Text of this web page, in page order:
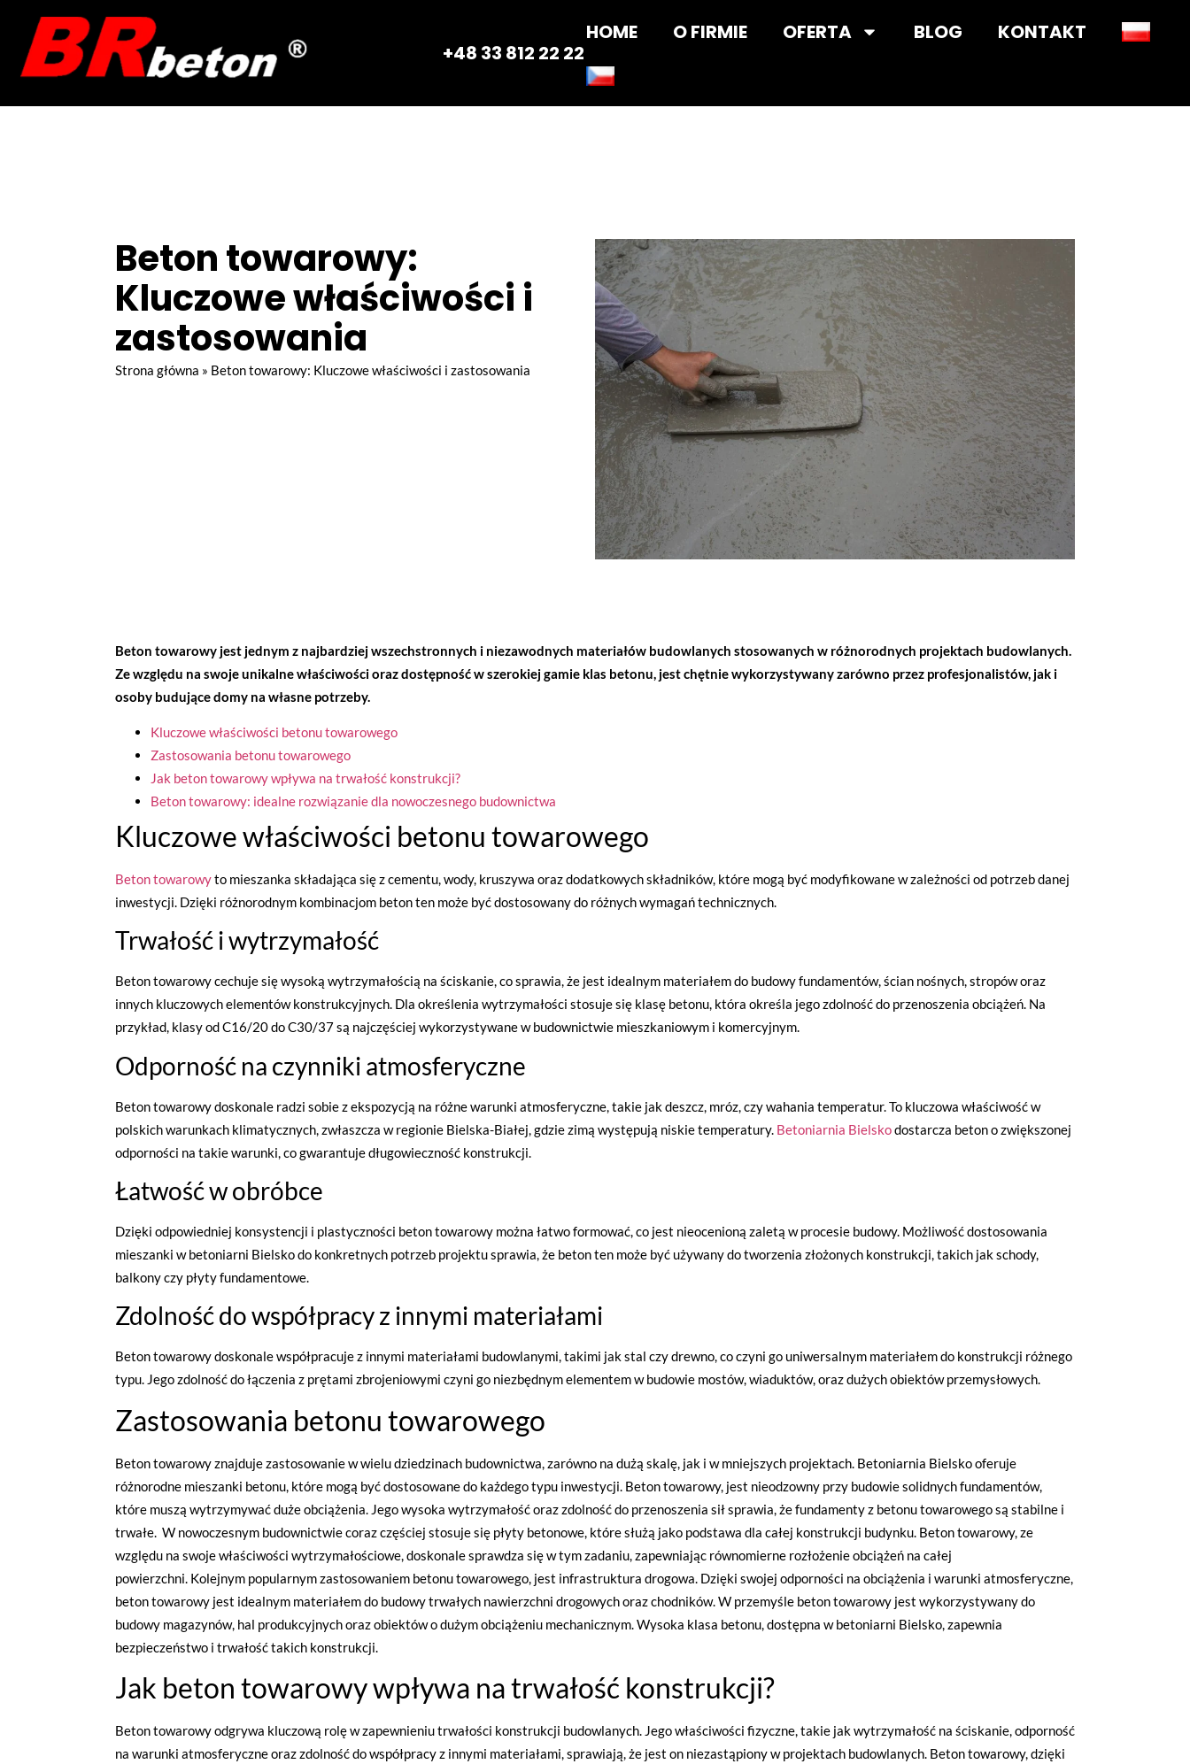
+48 33 812 22 22
HOME O FIRMIE OFERTA BLOG KONTAKT
Beton towarowy:
Kluczowe właściwości i
zastosowania
Strona główna » Beton towarowy: Kluczowe właściwości i zastosowania
Beton towarowy jest jednym z najbardziej wszechstronnych i niezawodnych materiałów budowlanych stosowanych w różnorodnych projektach budowlanych.
Ze względu na swoje unikalne właściwości oraz dostępność w szerokiej gamie klas betonu, jest chętnie wykorzystywany zarówno przez profesjonalistów, jak i
osoby budujące domy na własne potrzeby.
Kluczowe właściwości betonu towarowego
Zastosowania betonu towarowego
Jak beton towarowy wpływa na trwałość konstrukcji?
Beton towarowy: idealne rozwiązanie dla nowoczesnego budownictwa
Kluczowe właściwości betonu towarowego
Beton towarowyto mieszanka składająca się z cementu, wody, kruszywa oraz dodatkowych składników, które mogą być modyfikowane w zależności od potrzeb danej
inwestycji. Dzięki różnorodnym kombinacjom beton ten może być dostosowany do różnych wymagań technicznych.
Trwałość i wytrzymałość
Beton towarowy cechuje się wysoką wytrzymałością na ściskanie, co sprawia, że jest idealnym materiałem do budowy fundamentów, ścian nośnych, stropów oraz
innych kluczowych elementów konstrukcyjnych. Dla określenia wytrzymałości stosuje się klasę betonu, która określa jego zdolność do przenoszenia obciążeń. Na
przykład, klasy od C16/20 do C30/37 są najczęściej wykorzystywane w budownictwie mieszkaniowym i komercyjnym.
Odporność na czynniki atmosferyczne
Beton towarowy doskonale radzi sobie z ekspozycją na różne warunki atmosferyczne, takie jak deszcz, mróz, czy wahania temperatur. To kluczowa właściwość w
polskich warunkach klimatycznych, zwłaszcza w regionie Bielska-Białej, gdzie zimą występują niskie temperatury. Betoniarnia Bielskodostarcza beton o zwiększonej
odporności na takie warunki, co gwarantuje długowieczność konstrukcji.
Łatwość w obróbce
Dzięki odpowiedniej konsystencji i plastyczności beton towarowy można łatwo formować, co jest nieocenioną zaletą w procesie budowy. Możliwość dostosowania
mieszanki w betoniarni Bielsko do konkretnych potrzeb projektu sprawia, że beton ten może być używany do tworzenia złożonych konstrukcji, takich jak schody,
balkony czy płyty fundamentowe.
Zdolność do współpracy z innymi materiałami
Beton towarowy doskonale współpracuje z innymi materiałami budowlanymi, takimi jak stal czy drewno, co czyni go uniwersalnym materiałem do konstrukcji różnego
typu. Jego zdolność do łączenia z prętami zbrojeniowymi czyni go niezbędnym elementem w budowie mostów, wiaduktów, oraz dużych obiektów przemysłowych.
Zastosowania betonu towarowego
Beton towarowy znajduje zastosowanie w wielu dziedzinach budownictwa, zarówno na dużą skalę, jak i w mniejszych projektach. Betoniarnia Bielsko oferuje
różnorodne mieszanki betonu, które mogą być dostosowane do każdego typu inwestycji. Beton towarowy, jest nieodzowny przy budowie solidnych fundamentów,
które muszą wytrzymywać duże obciążenia. Jego wysoka wytrzymałość oraz zdolność do przenoszenia sił sprawia, że fundamenty z betonu towarowego są stabilne i
trwałe. W nowoczesnym budownictwie coraz częściej stosuje się płyty betonowe, które służą jako podstawa dla całej konstrukcji budynku. Beton towarowy, ze
względu na swoje właściwości wytrzymałościowe, doskonale sprawdza się w tym zadaniu, zapewniając równomierne rozłożenie obciążeń na całej
powierzchni. Kolejnym popularnym zastosowaniem betonu towarowego, jest infrastruktura drogowa. Dzięki swojej odporności na obciążenia i warunki atmosferyczne,
beton towarowy jest idealnym materiałem do budowy trwałych nawierzchni drogowych oraz chodników. W przemyśle beton towarowy jest wykorzystywany do
budowy magazynów, hal produkcyjnych oraz obiektów o dużym obciążeniu mechanicznym. Wysoka klasa betonu, dostępna w betoniarni Bielsko, zapewnia
bezpieczeństwo i trwałość takich konstrukcji.
Jak beton towarowy wpływa na trwałość konstrukcji?
Beton towarowy odgrywa kluczową rolę w zapewnieniu trwałości konstrukcji budowlanych. Jego właściwości fizyczne, takie jak wytrzymałość na ściskanie, odporność
na warunki atmosferyczne oraz zdolność do współpracy z innymi materiałami, sprawiają, że jest on niezastąpiony w projektach budowlanych. Beton towarowy, dzięki